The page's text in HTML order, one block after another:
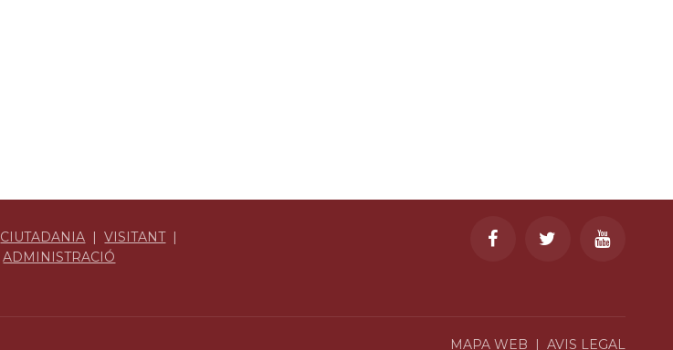
CIUTADANIA |VISITANT|
ADMINISTRACIÓ
MAPA WEB | AVIS LEGAL